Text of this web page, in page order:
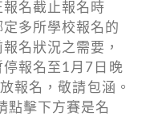
名截止報名時
多所學校報名的
名狀況之需要，
停報名至1月7日晚
報名，敬請包涵。
點擊下方賽是名